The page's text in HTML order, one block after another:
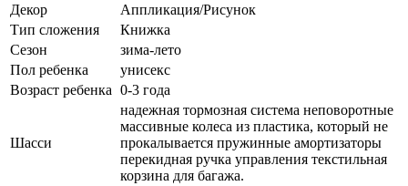
Декор
Аппликация/Рисунок
Тип сложения
Книжка
Сезон
зима-лето
Пол ребенка
унисекс
Возраст ребенка 0-3 года
Шасси
надежная тормозная система неповоротные
массивные колеса из пластика, который не
прокалывается пружинные амортизаторы
перекидная ручка управления текстильная
корзина для багажа.